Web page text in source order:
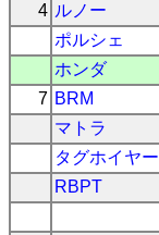
4 ルノー
ポルシェ
ホンダ
7 BRM
マトラ
タグホイヤー
RBPT